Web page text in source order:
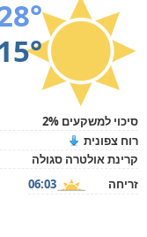
סיכוי למשקעים 2%
רוח צפונית
קרינת אולטרה סגולה
זריחה
06:03